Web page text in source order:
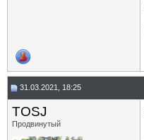
31.03.2021, 18:25
TOSJ
Продвинутый